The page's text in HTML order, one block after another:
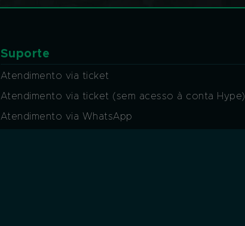
Suporte
Atendimento via ticket
Atendimento via ticket (sem acesso à conta Hype)
Atendimento via WhatsApp